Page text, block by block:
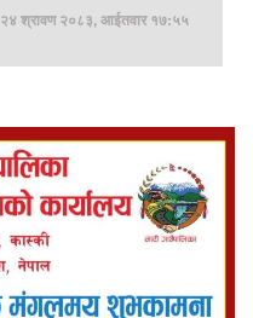
२४ श्रावण २०८३, आईतवार १७:५५